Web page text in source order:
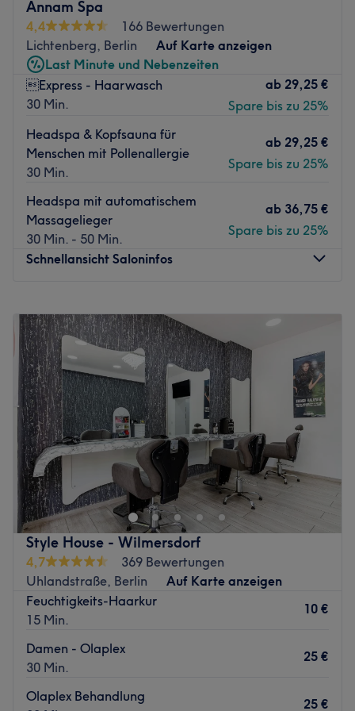
Der Berliner Salon ist spezialisiert auf Hochsteckfrisuren
für jeden Anlass; ob für ein Vorstellungsgespräch, eine
Hochzeit oder ein Fotoshooting. Neben diesen festlichen
Kreationen schafft Sadik Coiffeur auch exklusive
Haarschnitte, Colorationen, Dauerwellen und Make-Ups.
Für den stimmigen Gesamtlook gibt es hier zu Beginn
eines jeden Besuches eine eingehende Farb- und
Typberatung.
Zurück zur Salonansicht
Annam Spa
4,4
166 Bewertungen
Lichtenberg, Berlin
Auf Karte anzeigen
Last Minute und Nebenzeiten
Express - Haarwasch
30 Min.
ab 29,25 €
Spare bis zu 25%
Headspa & Kopfsauna für
Menschen mit Pollenallergie
30 Min.
ab 29,25 €
Spare bis zu 25%
Headspa mit automatischem
Massagelieger
30 Min. - 50 Min.
ab 36,75 €
Spare bis zu 25%
Schnellansicht Saloninfos
Dienstag
Mittwoch
10:00
Donnerstag
10:00
20:00
Freitag
10:00
20:00
Samstag
20:00
Sonntag
Geschlossen
Was uns an dem Salon gefällt:
Atmosphäre: Stilvoll, modern, hell.
Produkte und Produktmarken: Naturkosmetik.
Extras: kinderfreundlich, kostenloses WLAN.
Zurück zur Salonansicht
Style House - Wilmersdorf
4,7
369 Bewertungen
Uhlandstraße, Berlin
Auf Karte anzeigen
Feuchtigkeits-Haarkur
15 Min.
10 €
Damen - Olaplex
30 Min.
25 €
Olaplex Behandlung
25 €